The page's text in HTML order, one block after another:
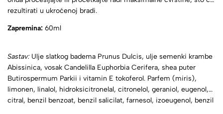
rezultirati u ukroćenoj bradi.
Zapremina: 60ml
Sastav: Ulje slatkog badema Prunus Dulcis, ulje semenki krambe
Abissinica, vosak Candelilla Euphorbia Cerifera, shea puter
Butirospermum Parkii i vitamin E tokoferol. Parfem (miris),
limonen, linalol, hidroksicitronelal, citronelol, geraniol, eugenol,
citral, benzil benzoat, benzil salicilat, farnesol, izoeugenol, benzil